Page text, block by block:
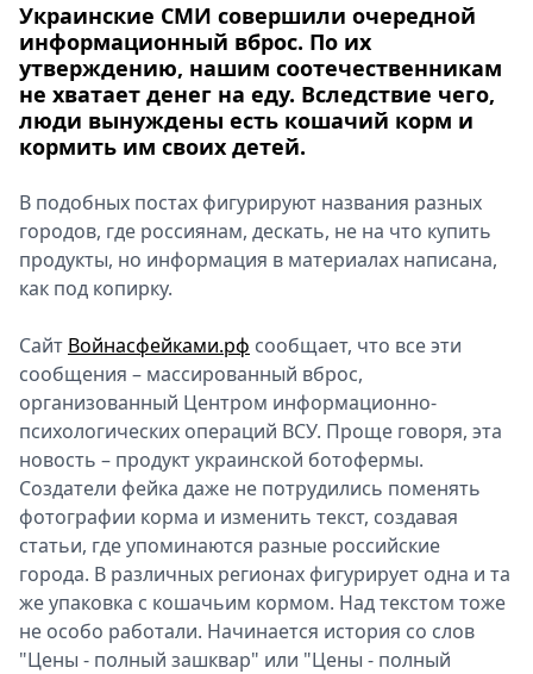
Украинские СМИ совершили очередной
информационный вброс. По их
утверждению, нашим соотечественникам
не хватает денег на еду. Вследствие чего,
люди вынуждены есть кошачий корм и
кормить им своих детей.
В подобных постах фигурируют названия разных
городов, где россиянам, дескать, не на что купить
продукты, но информация в материалах написана,
как под копирку.
Сайт Войнасфейками.рф сообщает, что все эти
сообщения – массированный вброс,
организованный Центром информационно-
психологических операций ВСУ. Проще говоря, эта
новость – продукт украинской ботофермы.
Создатели фейка даже не потрудились поменять
фотографии корма и изменить текст, создавая
статьи, где упоминаются разные российские
города. В различных регионах фигурирует одна и та
же упаковка с кошачьим кормом. Над текстом тоже
не особо работали. Начинается история со слов
"Цены - полный зашквар" или "Цены - полный